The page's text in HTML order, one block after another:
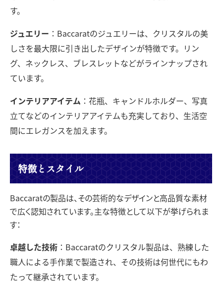
す。
ジュエリー ：Baccaratのジュエリーは、クリスタルの美
しさを最大限に引き出したデザインが特徴です。リン
グ、ネックレス、ブレスレットなどがラインナップされ
ています。
インテリアアイテム ：花瓶、キャンドルホルダー、写真
立てなどのインテリアアイテムも充実しており、生活空
間にエレガンスを加えます。
特徴とスタイル
Baccaratの製品は、その芸術的なデザインと高品質な素材
で広く認知されています。主な特徴として以下が挙げられま
す：
卓越した技術 ：Baccaratのクリスタル製品は、熟練した
職人による手作業で製造され、その技術は何世代にもわ
たって継承されています。